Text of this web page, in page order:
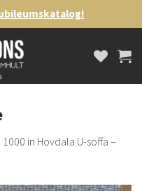
1000 in Hovdala U-soffa –